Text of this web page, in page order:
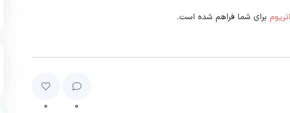
برای شما فراهم شده است.
۰ ۰